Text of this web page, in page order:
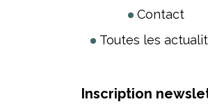
Contact
Toutes les
Inscription